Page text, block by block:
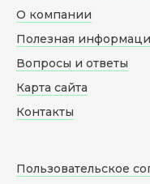
О компании
Полезная
Вопросы и ответы
Карта сайта
Контакты
Пользовательское